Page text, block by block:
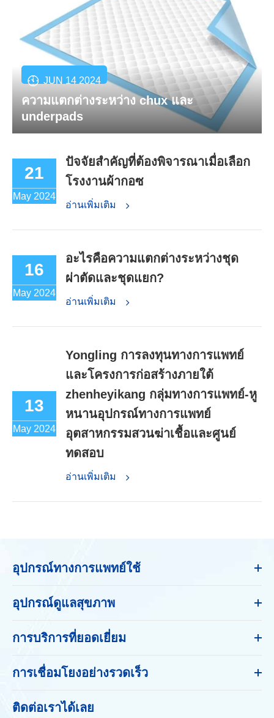
JUN 14 2024
ความแตกต่างระหว่าง chux และ
underpads
21
May 2024
ปัจจัยสำคัญที่ต้องพิจารณาเมื่อเลือก
โรงงานผ้ากอซ
อ่านเพิ่มเติม
16
May 2024
อะไรคือความแตกต่างระหว่างชุด
ผ่าตัดและชุดแยก?
อ่านเพิ่มเติม
13
May 2024
Yongling การลงทุนทางการแพทย์
และโครงการก่อสร้างภายใต้
zhenheyikang กลุ่มทางการแพทย์-หู
หนานอุปกรณ์ทางการแพทย์
อุตสาหกรรมสวนฆ่าเชื้อและศูนย์
ทดสอบ
อ่านเพิ่มเติม
อุปกรณ์ทางการแพทย์ใช้
อุปกรณ์ดูแลสุขภาพ
การบริการที่ยอดเยี่ยม
การเชื่อมโยงอย่างรวดเร็ว
ติดต่อเราได้เลย